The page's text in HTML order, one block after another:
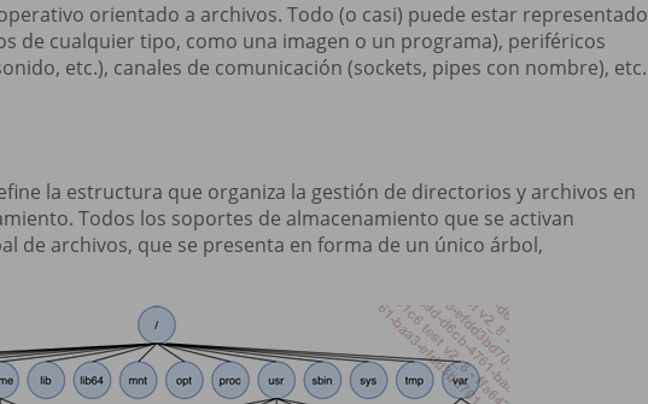
orientado a archivos. Todo (o casi) puede estar representado
de cualquier tipo, como una imagen o un programa), periféricos
etc.), canales de comunicación (sockets, pipes con nombre), etc.
la estructura que organiza la gestión de directorios y archivos en
Todos los soportes de almacenamiento que se activan
de archivos, que se presenta en forma de un único árbol,